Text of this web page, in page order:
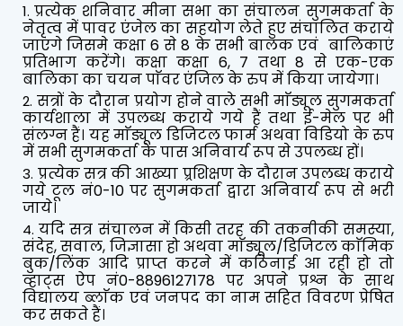
प्रत्येक शनिवार मीना सभा का संचालन सुगमकर्ता के
नेतृत्व में पावर एंजेल का सहयोग लेते हुए संचालित कराये
जाएंगे जिसमे कक्षा 6 से 8 के सभी बालक एवं बालिकाएं
प्रतिभाग करेंगे। कक्षा कक्षा 6, 7 तथा 8 से एक-एक
बालिका का चयन पाॅवर एंजिल के रुप में किया जायेगा।
सत्रों के दौरान प्रयोग होने वाले सभी माॅड्यूल सुगमकर्ता
कार्यशाला में उपलब्ध कराये गये हैं तथा ई-मेल पर भी
संलग्न हैं। यह माॅड्यूल डिजिटल फार्म अथवा विडियो के रुप
में सभी सुगमकर्ता के पास अनिवार्य रूप से उपलब्ध हों।
प्रत्येक सत्र की आख्या प्र्रशिक्षण के दौरान उपलब्ध कराये
गये टूल नं0-10 पर सुगमकर्ता द्वारा अनिवार्य रूप से भरी
जाये।
यदि सत्र संचालन में किसी तरह की तकनीकी समस्या,
संदेह, सवाल, जिज्ञासा हो अथवा माॅड्यूल/डिजिटल काॅमिक
बुक/लिंक आदि प्राप्त करने में कठिनाई आ रही हो तो
व्हाट्स ऐप नं0-8896127178 पर अपने प्रश्न के साथ
विद्यालय ब्लाॅक एवं जनपद का नाम सहित विवरण प्रेषित
कर सकते हैं।